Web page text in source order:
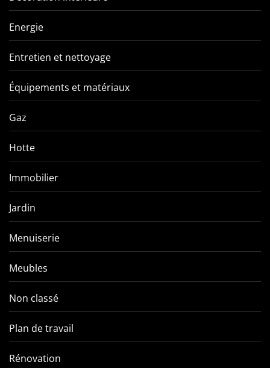
Energie
Entretien et nettoyage
Équipements et matériaux
Gaz
Hotte
Immobilier
Jardin
Menuiserie
Meubles
Non classé
Plan de travail
Rénovation